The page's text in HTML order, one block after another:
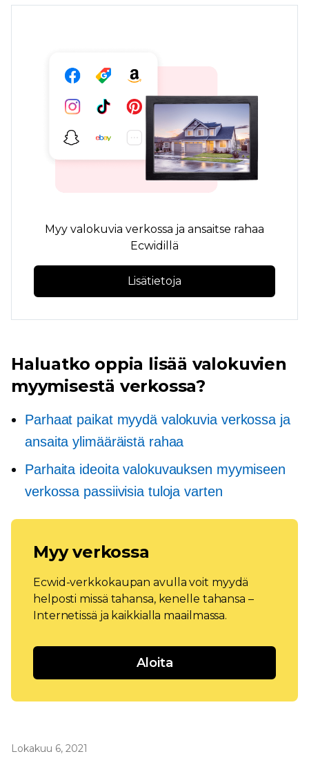
Myy valokuvia verkossa ja ansaitse rahaa
Ecwidillä
Lisätietoja
Haluatko oppia lisää valokuvien
myymisestä verkossa?
Parhaat paikat myydä valokuvia verkossa ja
ansaita ylimääräistä rahaa
Parhaita ideoita valokuvauksen myymiseen
verkossa passiivisia tuloja varten
Myy verkossa
Ecwid-verkkokaupan avulla voit myydä
helposti missä tahansa, kenelle tahansa –
Internetissä ja kaikkialla maailmassa.
Aloita
Lokakuu 6, 2021